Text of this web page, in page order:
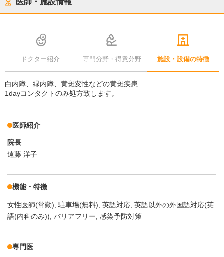
医師・施設情報
ドクター紹介 専門分野・得意分野 施設・設備の特徴
白内障、緑内障、黄斑変性などの黄斑疾患
1dayコンタクトのみ処方致します。
医師紹介
院長
遠藤 洋子
機能・特徴
女性医師(常勤) 駐車場(無料) 英語対応 英語以外の外国語対応(英
語(内科のみ)) バリアフリー 感染予防対策
専門医